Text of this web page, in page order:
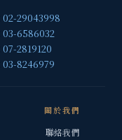
02-29043998
03-6586032
07-2819120
03-8246979
關於我們
聯絡我們